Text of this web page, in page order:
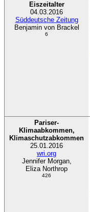
Eiszeitalter
04.03.2016
Süddeutsche Zeitung
Benjamin von Brackel
6
Pariser-
Klimaabkommen,
Klimaschutzabkommen
25.01.2016
wri.org
Jennifer Morgan,
Eliza Northrop
426